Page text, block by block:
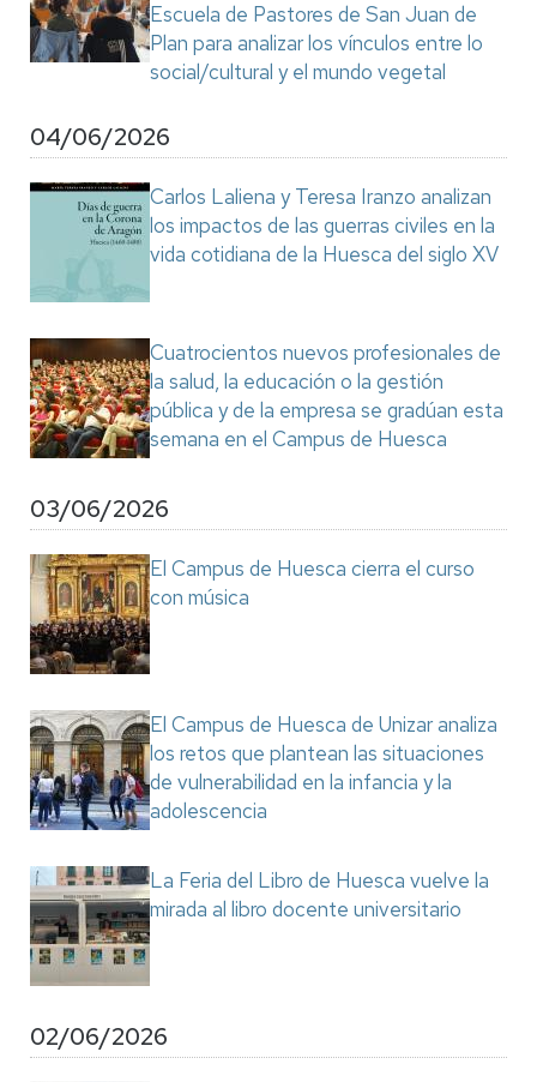
Escuela de Pastores de San Juan de
Plan para analizar los vínculos entre lo
social/cultural y el mundo vegetal
04/06/2026
Carlos Laliena y Teresa Iranzo analizan
los impactos de las guerras civiles en la
vida cotidiana de la Huesca del siglo XV
Cuatrocientos nuevos profesionales de
la salud, la educación o la gestión
pública y de la empresa se gradúan esta
semana en el Campus de Huesca
03/06/2026
El Campus de Huesca cierra el curso
con música
El Campus de Huesca de Unizar analiza
los retos que plantean las situaciones
de vulnerabilidad en la infancia y la
adolescencia
La Feria del Libro de Huesca vuelve la
mirada al libro docente universitario
02/06/2026